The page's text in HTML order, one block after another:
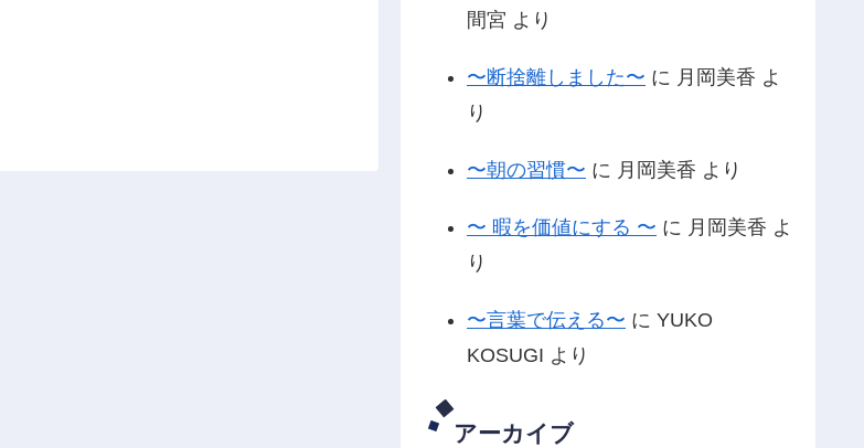
間宮 より
〜断捨離しました〜 に 月岡美香 よ
り
〜朝の習慣〜 に 月岡美香 より
〜 暇を価値にする 〜 に 月岡美香 よ
り
〜言葉で伝える〜 に YUKO
KOSUGI より
アーカイブ